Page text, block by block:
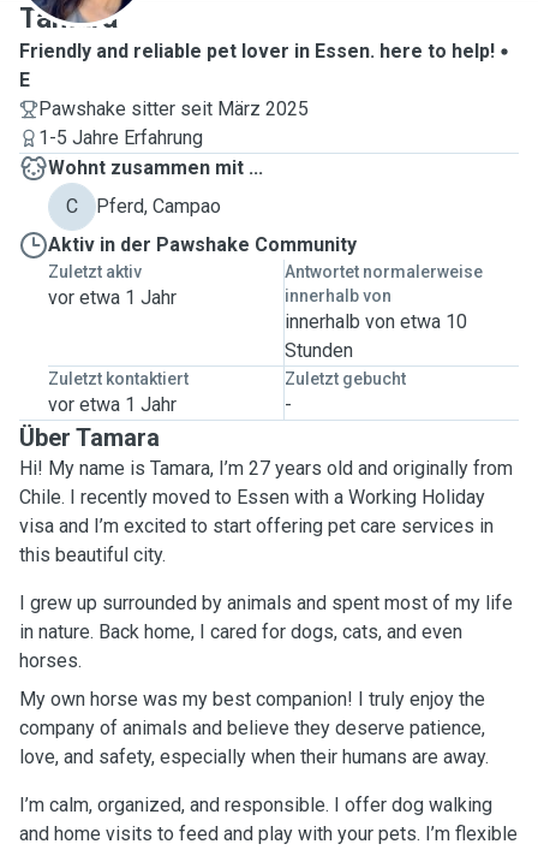
Tamara
Friendly and reliable pet lover in Essen. here to help!
E
Pawshake sitter seit März 2025
1-5 Jahre Erfahrung
Wohnt zusammen mit ...
C
Pferd, Campao
Aktiv in der Pawshake Community
Zuletzt aktiv
vor etwa 1 Jahr
Antwortet normalerweise
innerhalb von
innerhalb von etwa 10
Stunden
Zuletzt kontaktiert
vor etwa 1 Jahr
Zuletzt gebucht
-
Über Tamara
Hi! My name is Tamara, I’m 27 years old and originally from
Chile. I recently moved to Essen with a Working Holiday
visa and I’m excited to start offering pet care services in
this beautiful city.
I grew up surrounded by animals and spent most of my life
in nature. Back home, I cared for dogs, cats, and even
horses.
My own horse was my best companion! I truly enjoy the
company of animals and believe they deserve patience,
love, and safety, especially when their humans are away.
I’m calm, organized, and responsible. I offer dog walking
and home visits to feed and play with your pets. I’m flexible